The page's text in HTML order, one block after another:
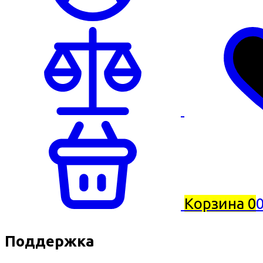
Корзина 0
Поддержка